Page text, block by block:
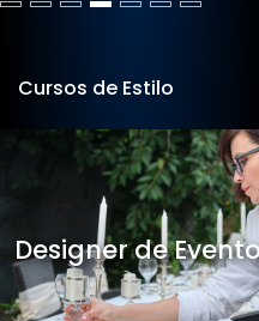
Cursos de Estilo
Designer de